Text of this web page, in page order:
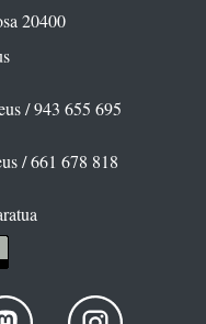
20400
/ 943 655 695
/ 661 678 818